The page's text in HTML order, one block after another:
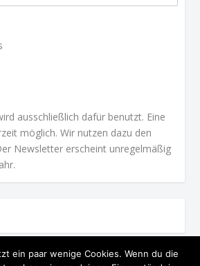
ausschließlich dafür benutzt. Eine
möglich. Wir nutzen dazu den
Newsletter erscheint unregelmäßig
ein paar wenige Cookies. Wenn du die